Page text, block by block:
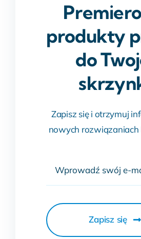
produkty
do
Zapisz się i otrzymuj
nowych rozwiązaniach
Zapisz się